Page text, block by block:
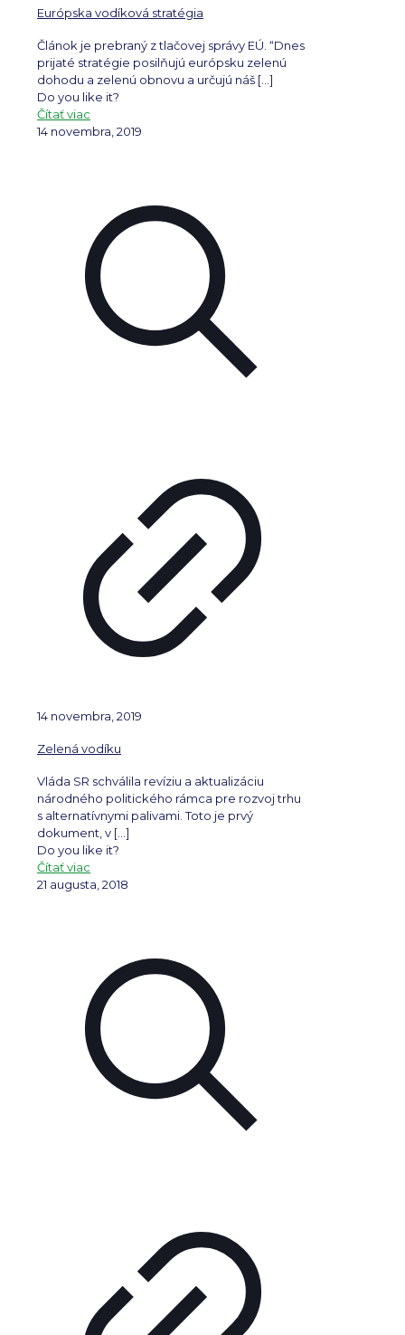
Európska vodíková stratégia
Článok je prebraný z tlačovej správy EÚ. “Dnes
prijaté stratégie posilňujú európsku zelenú
dohodu a zelenú obnovu a určujú náš […]
Do you like it?
Čítať viac
14 novembra, 2019
14 novembra, 2019
Zelená vodíku
Vláda SR schválila revíziu a aktualizáciu
národného politického rámca pre rozvoj trhu
s alternatívnymi palivami. Toto je prvý
dokument, v […]
Do you like it?
Čítať viac
21 augusta, 2018